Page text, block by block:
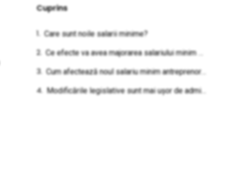
Cuprins
Care sunt noile salarii minime?
Cum afectează noul salariu minim antreprenorii din România?
Modificările legislative sunt mai ușor de administrat dacă ești client Keez